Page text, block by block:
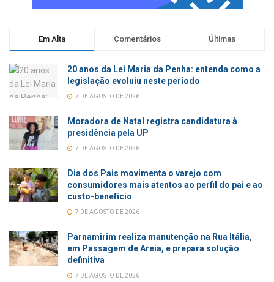
Em Alta Comentários Últimas
20 anos da Lei Maria da Penha: entenda como a
legislação evoluiu neste período
7 DE AGOSTO DE 2026
Moradora de Natal registra candidatura à
presidência pela UP
7 DE AGOSTO DE 2026
Dia dos Pais movimenta o varejo com
consumidores mais atentos ao perfil do pai e ao
custo-benefício
7 DE AGOSTO DE 2026
Parnamirim realiza manutenção na Rua Itália,
em Passagem de Areia, e prepara solução
definitiva
7 DE AGOSTO DE 2026